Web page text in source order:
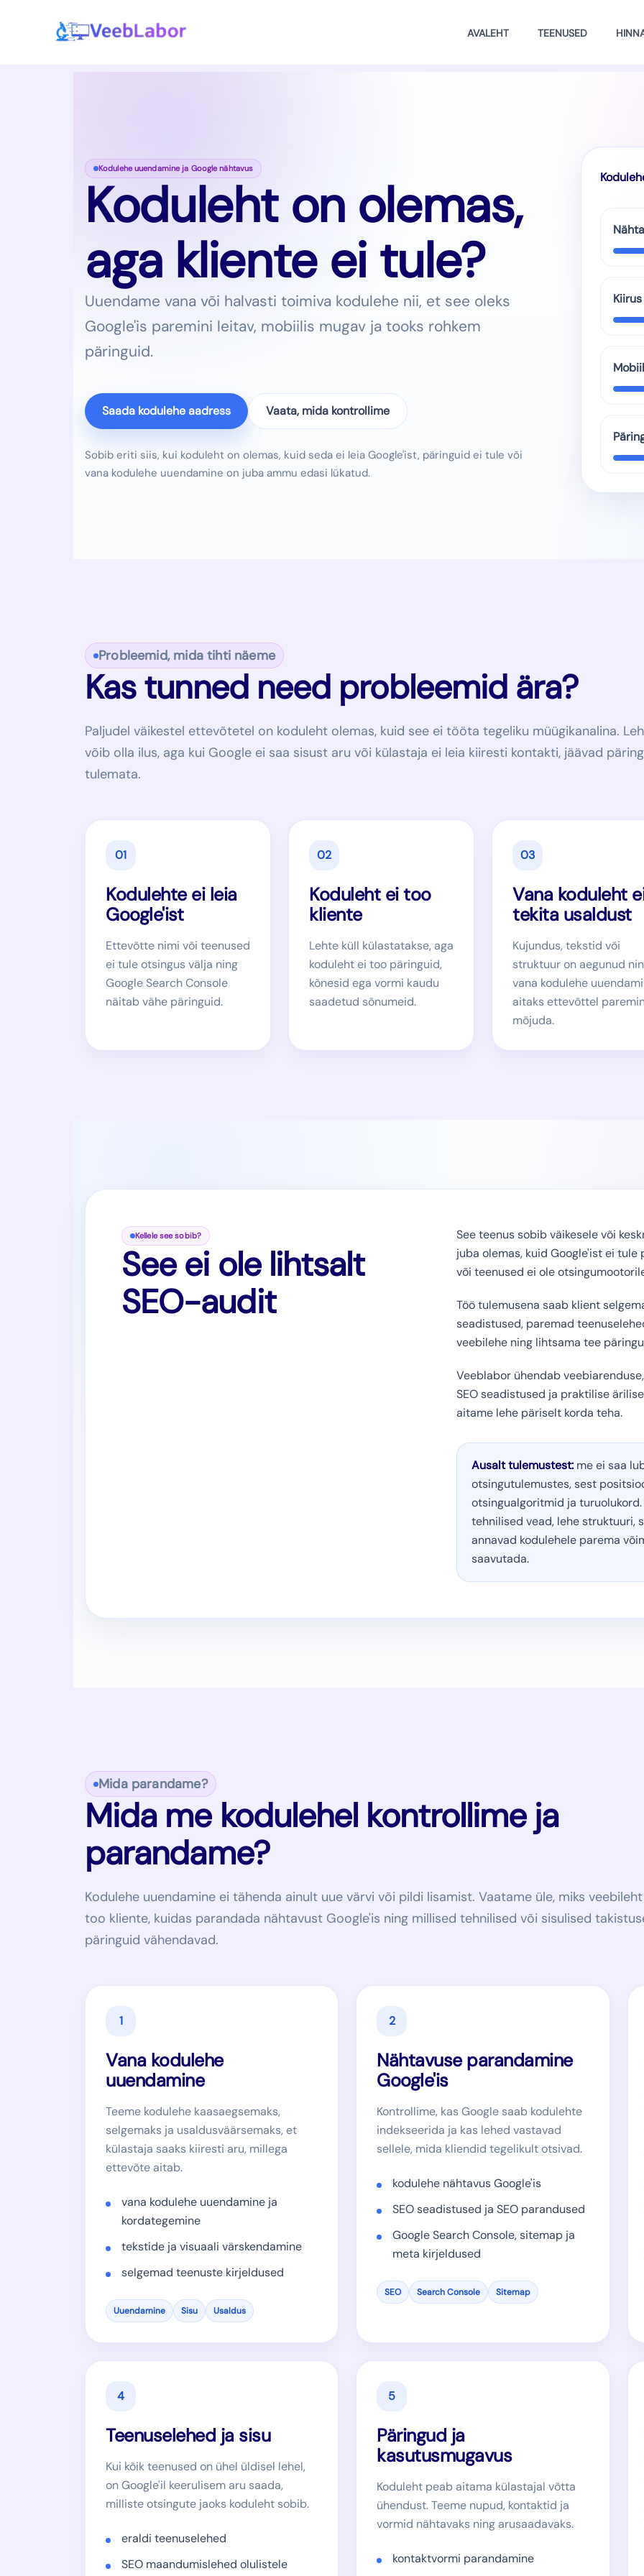
AVALEHT TEENUSED
Kodulehe uuendamine ja Google nähtavus
Koduleht on olemas,
aga kliente ei tule?
Uuendame vana või halvasti toimiva kodulehe nii, et see oleks
Google'is paremini leitav, mobiilis mugav ja tooks rohkem
päringuid.
Saada kodulehe aadress Vaata, mida kontrollime
Sobib eriti siis, kui koduleht on olemas, kuid seda ei leia Google'ist, päringuid ei tule või
vana kodulehe uuendamine on juba ammu edasi lükatud.
Kiirus
Probleemid, mida tihti näeme
Kas tunned need probleemid ära?
Paljudel väikestel ettevõtetel on koduleht olemas, kuid see ei tööta tegeliku müügikanalina.
võib olla ilus, aga kui Google ei saa sisust aru või külastaja ei leia kiiresti kontakti, jäävad
tulemata.
01
Kodulehte ei leia
Google'ist
Ettevõtte nimi või teenused
ei tule otsingus välja ning
Google Search Console
näitab vähe päringuid.
02
Koduleht ei too
kliente
Lehte küll külastatakse, aga
koduleht ei too päringuid,
kõnesid ega vormi kaudu
saadetud sõnumeid.
03
Vana koduleht
tekita usaldust
Kujundus, tekstid või
struktuur on aegunud
vana kodulehe
aitaks ettevõttel
mõjuda.
Kellele see sobib?
See ei ole lihtsalt
SEO-audit
See teenus sobib väikesele või
juba olemas, kuid Google'ist ei
või teenused ei ole
Töö tulemusena saab klient
seadistused, paremad
veebilehe ning lihtsama tee
Veeblabor ühendab
SEO seadistused ja praktilise
aitame lehe päriselt korda teha.
Ausalt tulemustest: me ei saa
otsingutulemustes, sest
otsingualgoritmid ja
tehnilised vead, lehe struktuuri,
annavad kodulehele parema
saavutada.
Mida parandame?
Mida me kodulehel kontrollime ja
parandame?
Kodulehe uuendamine ei tähenda ainult uue värvi või pildi lisamist. Vaatame üle, miks
too kliente, kuidas parandada nähtavust Google'is ning millised tehnilised või sisulised
päringuid vähendavad.
1
Vana kodulehe
uuendamine
Teeme kodulehe kaasaegsemaks,
selgemaks ja usaldusväärsemaks, et
külastaja saaks kiiresti aru, millega
ettevõte aitab.
vana kodulehe uuendamine ja
kordategemine
tekstide ja visuaali värskendamine
selgemad teenuste kirjeldused
Uuendamine Sisu Usaldus
2
Nähtavuse parandamine
Google'is
Kontrollime, kas Google saab kodulehte
indekseerida ja kas lehed vastavad
sellele, mida kliendid tegelikult otsivad.
kodulehe nähtavus Google'is
SEO seadistused ja SEO parandused
Google Search Console, sitemap ja
meta kirjeldused
SEO Search Console Sitemap
4
Teenuselehed ja sisu
Kui kõik teenused on ühel üldisel lehel,
on Google'il keerulisem aru saada,
milliste otsingute jaoks koduleht sobib.
eraldi teenuselehed
SEO maandumislehed olulistele
5
Päringud ja
kasutusmugavus
Koduleht peab aitama külastajal võtta
ühendust. Teeme nupud, kontaktid ja
vormid nähtavaks ning arusaadavaks.
kontaktvormi parandamine